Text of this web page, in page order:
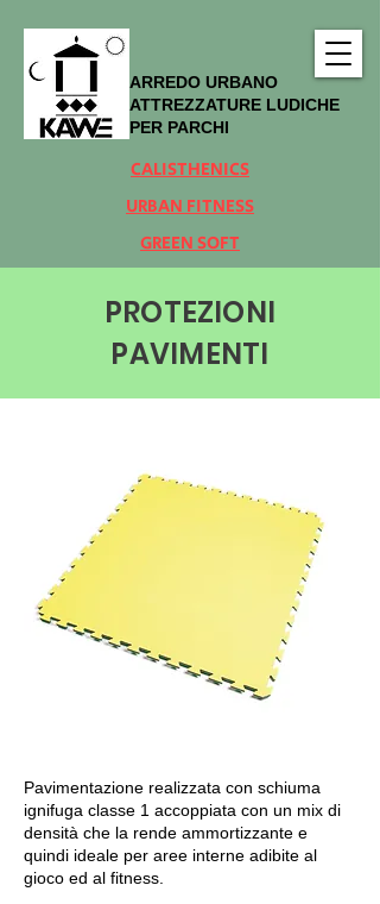
ARREDO URBANO
ATTREZZATURE LUDICHE
PER PARCHI
CALISTHENICS
URBAN FITNESS
GREEN SOFT
PROTEZIONI
PAVIMENTI
Pavimentazione realizzata con schiuma
ignifuga classe 1 accoppiata con un mix di
densità che la rende ammortizzante e
quindi ideale per aree interne adibite al
gioco ed al fitness.